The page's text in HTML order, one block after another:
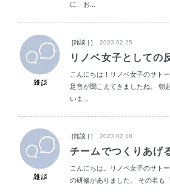
に、お...
[雑談 | ] 2023.02.25
リノベ女子としての
こんにちは！リノベ女子のサト
足音が聞こえてきましたね。 朝
いま...
[雑談 | ] 2023.02.18
チームでつくりあげ
こんにちは。リノベ女子のサト
の研修がありました。 その名も